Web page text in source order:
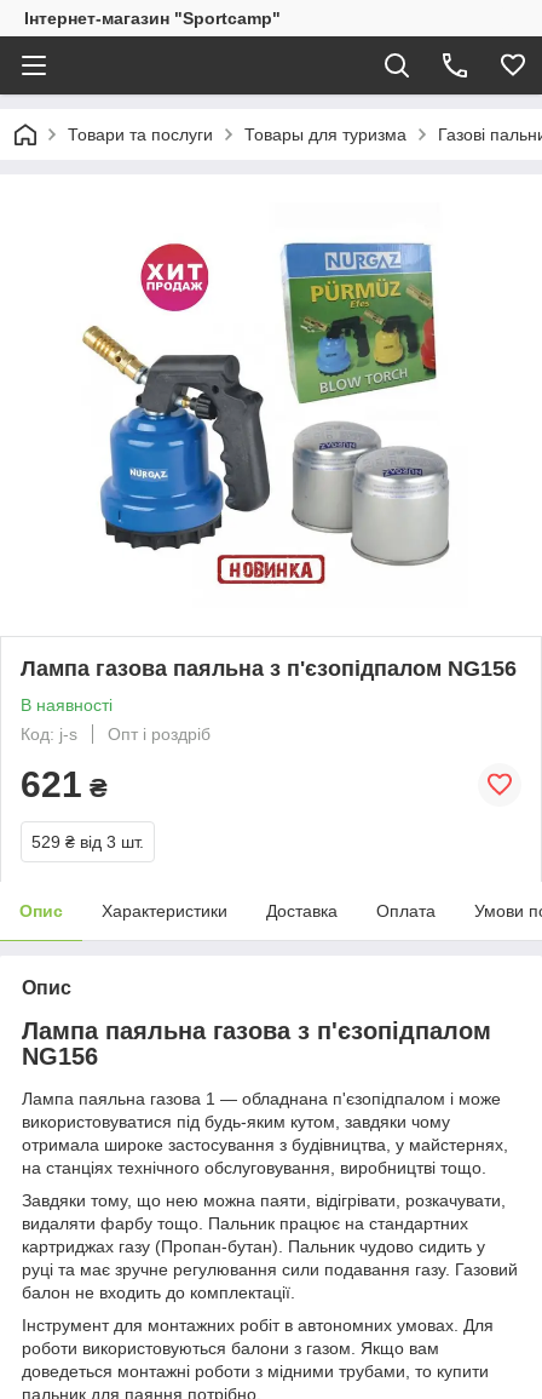
Інтернет-магазин "Sportcamp"
Товари та послуги Товары для туризма Газові
Лампа газова паяльна з п'єзопідпалом NG156
В наявності
Код: j-s
Опт і роздріб
621 ₴
529 ₴ від 3 шт.
Опис Характеристики Доставка Оплата Умови
Опис
Лампа паяльна газова з п'єзопідпалом
NG156
Лампа паяльна газова 1 — обладнана п'єзопідпалом і може
використовуватися під будь-яким кутом, завдяки чому
отримала широке застосування з будівництва, у майстернях,
на станціях технічного обслуговування, виробництві тощо.
Завдяки тому, що нею можна паяти, відігрівати, розкачувати,
видаляти фарбу тощо. Пальник працює на стандартних
картриджах газу (Пропан-бутан). Пальник чудово сидить у
руці та має зручне регулювання сили подавання газу. Газовий
балон не входить до комплектації.
Інструмент для монтажних робіт в автономних умовах. Для
роботи використовуються балони з газом. Якщо вам
доведеться монтажні роботи з мідними трубами, то купити
пальник для паяння потрібно.